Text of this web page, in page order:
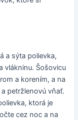
a sýta polievka,
vlákninu. Šošovicu
a korením, a na
petržlenovú vňať.
ktorá je
cez noc a na